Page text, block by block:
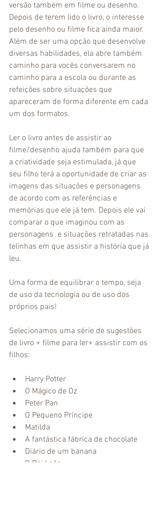
versão também em filme ou desenho.
Depois de terem lido o livro, o interesse
pelo desenho ou filme fica ainda maior.
Além de ser uma opção que desenvolve
diversas habilidades, ela abre também
caminho para vocês conversarem no
caminho para a escola ou durante as
refeições sobre situações que
apareceram de forma diferente em cada
um dos formatos.
Ler o livro antes de assistir ao
filme/desenho ajuda também para que
a criatividade seja estimulada, já que
seu filho terá a oportunidade de criar as
imagens das situações e personagens
de acordo com as referências e
memórias que ele já tem. Depois ele vai
comparar o que imaginou com as
personagens  e situações retratadas nas
telinhas em que assistir a história que já
leu.
Uma forma de equilibrar o tempo, seja
de uso da tecnologia ou de uso dos
próprios pais!
Selecionamos uma série de sugestões
de livro + filme para ler+ assistir com os
filhos:
Harry Potter
O Mágico de Oz
Peter Pan
O Pequeno Príncipe
Matilda
A fantástica fábrica de chocolate
Diário de um banana
O Rei Leão